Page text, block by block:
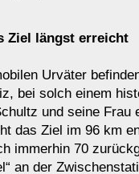
Ziel längst erreicht
Urväter
bei solch einem
und seine Frau
das Ziel im 96 km
immerhin 70
an der